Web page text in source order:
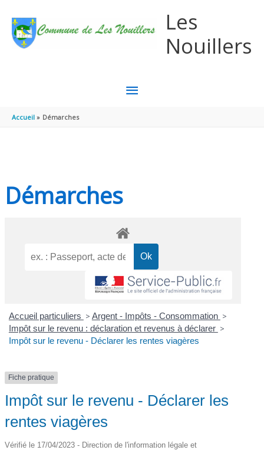
Les
Nouillers
MENU
Accueil Démarches
Démarches
Accueil particuliers > Argent - Impôts - Consommation >
Impôt sur le revenu : déclaration et revenus à déclarer >
Impôt sur le revenu - Déclarer les rentes viagères
Fiche pratique
Impôt sur le revenu - Déclarer les
rentes viagères
Vérifié le 17/04/2023 - Direction de l'information légale et